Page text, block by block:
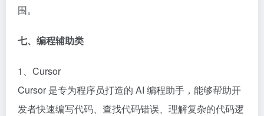
围。​
七、编程辅助类​
1、Cursor​
Cursor 是专为程序员打造的 AI 编程助手，能够帮助开
发者快速编写代码、查找代码错误、理解复杂的代码逻